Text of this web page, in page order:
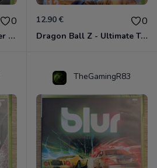
0
Golden Axe - Beast Rider Xbox 360
12.90 € 0
Dragon Ball Z - Ultimate Tenkaichi Xbox 360
TheGamingR83